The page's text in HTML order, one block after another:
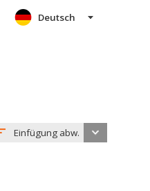
Deutsch
Einfügung abw.